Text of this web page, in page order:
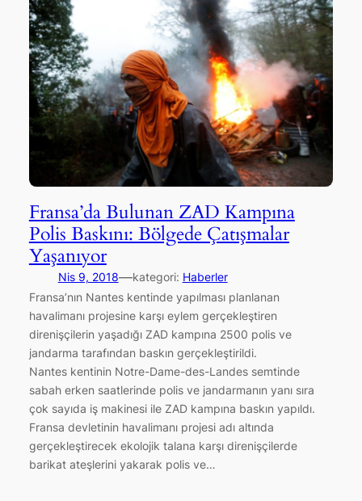
Fransa’da Bulunan ZAD Kampına
Polis Baskını: Bölgede Çatışmalar
Yaşanıyor
Nis 9, 2018—kategori: Haberler
Fransa’nın Nantes kentinde yapılması planlanan
havalimanı projesine karşı eylem gerçekleştiren
direnişçilerin yaşadığı ZAD kampına 2500 polis ve
jandarma tarafından baskın gerçekleştirildi.
Nantes kentinin Notre-Dame-des-Landes semtinde
sabah erken saatlerinde polis ve jandarmanın yanı sıra
çok sayıda iş makinesi ile ZAD kampına baskın yapıldı.
Fransa devletinin havalimanı projesi adı altında
gerçekleştirecek ekolojik talana karşı direnişçilerde
barikat ateşlerini yakarak polis ve…